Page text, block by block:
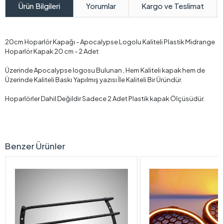
Ürün Bilgileri Yorumlar Kargo ve Teslimat
20cm Hoparlör Kapağı - Apocalypse Logolu Kaliteli Plastik Midrange
Hoparlör Kapak 20 cm - 2 Adet
Üzerinde Apocalypse logosu Bulunan , Hem Kaliteli kapak hem de
Üzerinde Kaliteli Baskı Yapılmış yazısı İle Kaliteli Bir Üründür.
Hoparlörler Dahil Değildir Sadece 2 Adet Plastik kapak Ölçüsüdür.
Benzer Ürünler